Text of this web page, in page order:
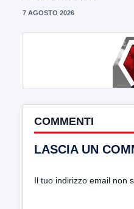
7 AGOSTO 2026
COMMENTI
LASCIA UN
Il tuo indirizzo email non